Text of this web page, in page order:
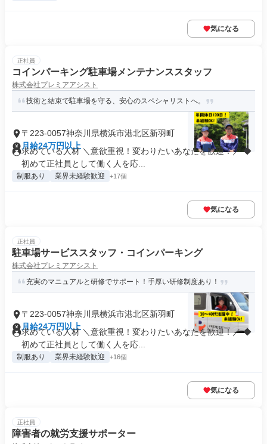
気になる
正社員
コインパーキング駐車場メンテナンススタッフ
株式会社プレミアアシスト
技術と結束で駐車場を守る、安心のスペシャリストへ。
〒223-0057神奈川県横浜市港北区新羽町
月給24万円以上
求めている人材 ＼意欲重視！変わりたいあなたを歓迎！／ ◆
初めて正社員として働く人を応...
制服あり 業界未経験歓迎 +17個
気になる
正社員
駐車場サービススタッフ・コインパーキング
株式会社プレミアアシスト
充実のマニュアルと研修でサポート！手厚い研修制度あり！
〒223-0057神奈川県横浜市港北区新羽町
月給24万円以上
求めている人材 ＼意欲重視！変わりたいあなたを歓迎！／ ◆
初めて正社員として働く人を応...
制服あり 業界未経験歓迎 +16個
気になる
正社員
障害者の就労支援サポーター